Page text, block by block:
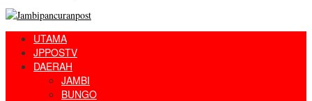
UTAMA
JPPOSTV
DAERAH
JAMBI
BUNGO